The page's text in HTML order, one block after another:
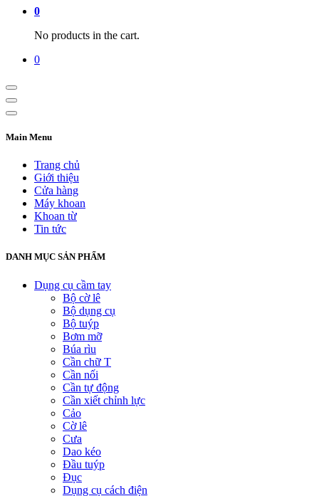
0
No products in the cart.
0
Main Menu
Trang chủ
Giới thiệu
Cửa hàng
Máy khoan
Khoan từ
Tin tức
DANH MỤC SẢN PHẨM
Dụng cụ cầm tay
Bộ cờ lê
Bộ dụng cụ
Bộ tuýp
Bơm mỡ
Búa rìu
Cần chữ T
Cần nối
Cần tự động
Cần xiết chỉnh lực
Cảo
Cờ lê
Cưa
Dao kéo
Đầu tuýp
Đục
Dụng cụ cách điện